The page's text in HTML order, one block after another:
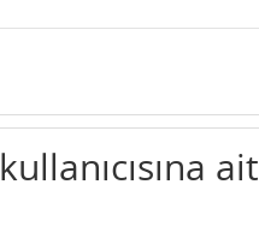
ait